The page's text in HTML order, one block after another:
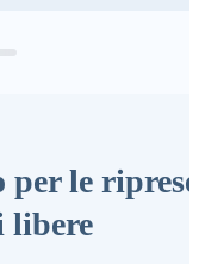
per le riprese
libere